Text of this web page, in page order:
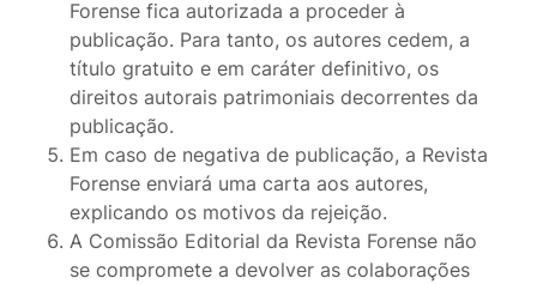
Forense fica autorizada a proceder à
publicação. Para tanto, os autores cedem, a
título gratuito e em caráter definitivo, os
direitos autorais patrimoniais decorrentes da
publicação.
Em caso de negativa de publicação, a Revista
Forense enviará uma carta aos autores,
explicando os motivos da rejeição.
A Comissão Editorial da Revista Forense não
se compromete a devolver as colaborações